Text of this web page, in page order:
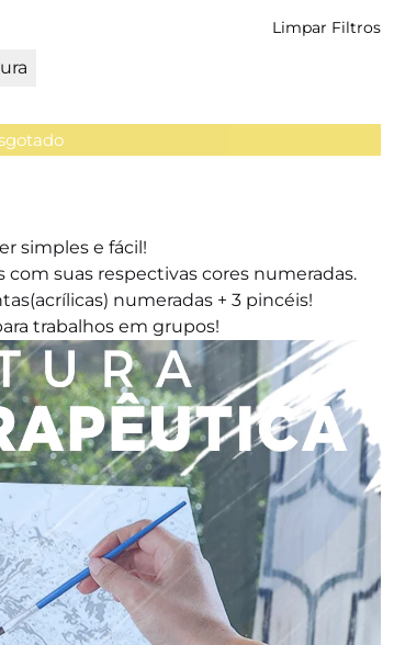
Limpar Filtros
simples e fácil!
suas respectivas cores numeradas.
numeradas + 3 pincéis!
trabalhos em grupos!